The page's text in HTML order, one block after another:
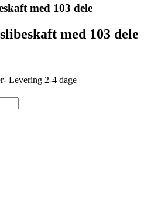
med 103 dele
med 103 dele
Levering 2-4 dage